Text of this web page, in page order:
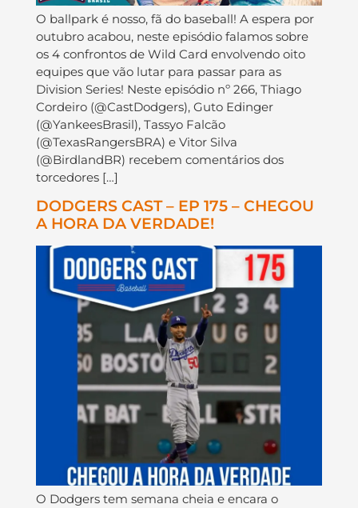
O ballpark é nosso, fã do baseball! A espera por
outubro acabou, neste episódio falamos sobre
os 4 confrontos de Wild Card envolvendo oito
equipes que vão lutar para passar para as
Division Series! Neste episódio nº 266, Thiago
Cordeiro (@CastDodgers), Guto Edinger
(@YankeesBrasil), Tassyo Falcão
(@TexasRangersBRA) e Vitor Silva
(@BirdlandBR) recebem comentários dos
torcedores […]
DODGERS CAST – EP 175 – CHEGOU
A HORA DA VERDADE!
O Dodgers tem semana cheia e encara o